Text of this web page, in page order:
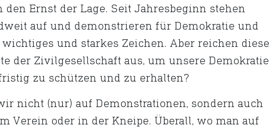
Ernst der Lage. Seit Jahresbeginn stehen
auf und demonstrieren für Demokratie und
und starkes Zeichen. Aber reichen diese
der Zivilgesellschaft aus, um unsere Demokratie
zu schützen und zu erhalten?
nicht (nur) auf Demonstrationen, sondern auch
Verein oder in der Kneipe. Überall, wo man auf